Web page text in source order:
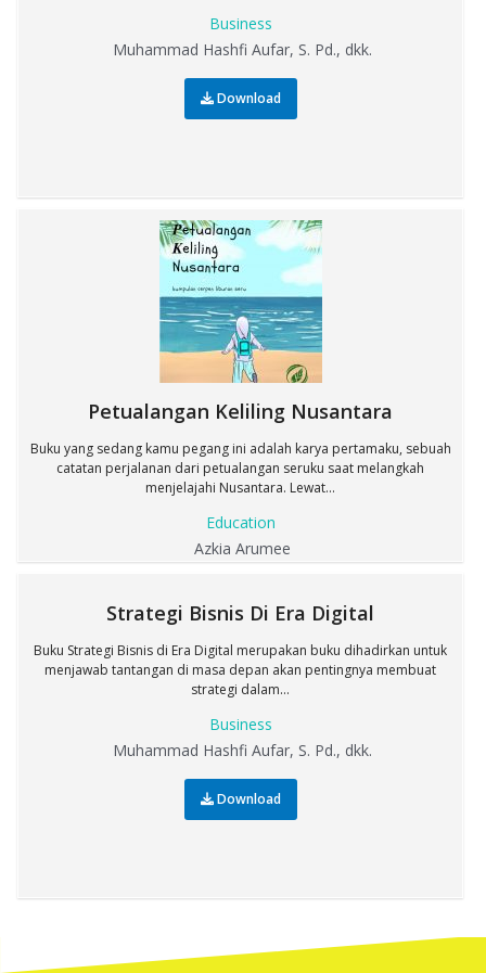
Business
Muhammad Hashfi Aufar, S. Pd., dkk.
Download
Petualangan Keliling Nusantara
Buku yang sedang kamu pegang ini adalah karya pertamaku, sebuah
catatan perjalanan dari petualangan seruku saat melangkah
menjelajahi Nusantara. Lewat...
Education
Azkia Arumee
Strategi Bisnis Di Era Digital
Buku Strategi Bisnis di Era Digital merupakan buku dihadirkan untuk
menjawab tantangan di masa depan akan pentingnya membuat
strategi dalam...
Business
Muhammad Hashfi Aufar, S. Pd., dkk.
Download